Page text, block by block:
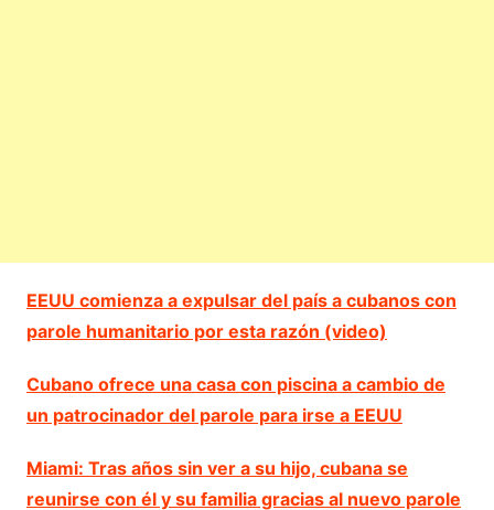
EEUU comienza a expulsar del país a cubanos con
parole humanitario por esta razón (video)
Cubano ofrece una casa con piscina a cambio de
un patrocinador del parole para irse a EEUU
Miami: Tras años sin ver a su hijo, cubana se
reunirse con él y su familia gracias al nuevo parole